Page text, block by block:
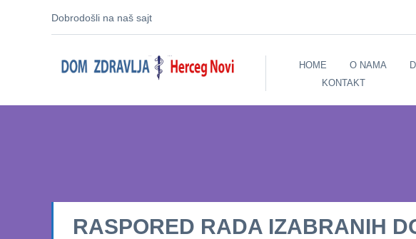
Dobrodošli na naš sajt
HOME O NAMA
KONTAKT
RASPORED RADA IZABRANIH